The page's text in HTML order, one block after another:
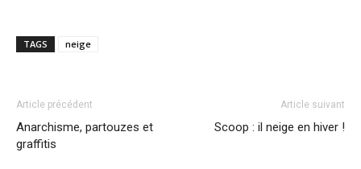
TAGS neige
Article précédent
Anarchisme, partouzes et
graffitis
Article suivant
Scoop : il neige en hiver !